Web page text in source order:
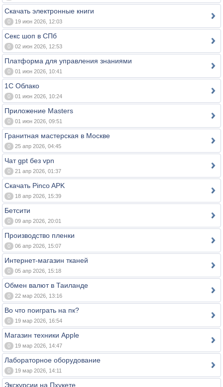
Скачать электронные книги
0 19 июн 2026, 12:03
Секс шоп в СПб
0 02 июн 2026, 12:53
Платформа для управления знаниями
0 01 июн 2026, 10:41
1С Облако
0 01 июн 2026, 10:24
Приложение Masters
0 01 июн 2026, 09:51
Гранитная мастерская в Москве
0 25 апр 2026, 04:45
Чат gpt без vpn
0 21 апр 2026, 01:37
Скачать Pinco APK
0 18 апр 2026, 15:39
Бетсити
0 09 апр 2026, 20:01
Производство пленки
0 06 апр 2026, 15:07
Интернет-магазин тканей
0 05 апр 2026, 15:18
Обмен валют в Таиланде
0 22 мар 2026, 13:16
Во что поиграть на пк?
0 19 мар 2026, 16:54
Магазин техники Apple
0 19 мар 2026, 14:47
Лабораторное оборудование
0 19 мар 2026, 14:11
Экскурсии на Пхукете